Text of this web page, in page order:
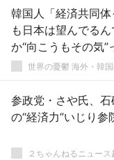
韓国人「経済共同
も日本は望んでる
か“向こうもその気”
世界の憂鬱 海外・韓
参政党・さや氏、
の“経済力”いじり
２ちゃんねるニュース